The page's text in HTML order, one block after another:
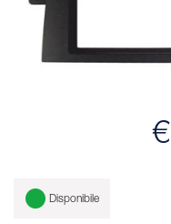
Disponibile